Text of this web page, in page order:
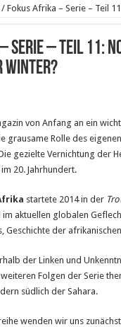
/ Fokus Afrika – Serie – Teil
Serie – Teil 11:
Winter?
von Anfang an ein
grausame Rolle des
gezielte Vernichtung der
20. Jahrhundert.
startete 2014 in der
aktuellen globalen
Geschichte der
der Linken und
Folgen der Serie
südlich der Sahara.
wenden wir uns